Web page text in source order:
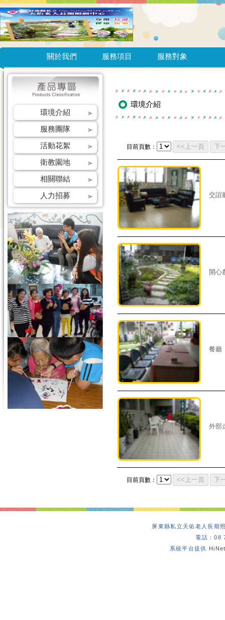
關於我們 服務項目 服務對象
環境介紹
服務團隊
活動花絮
衛教園地
相關聯結
人力招募
環境介紹
目前頁數：
交誼
開心
餐廳
外部
目前頁數：
屏東縣私立天佑老人長期
電話：
系統平台提供